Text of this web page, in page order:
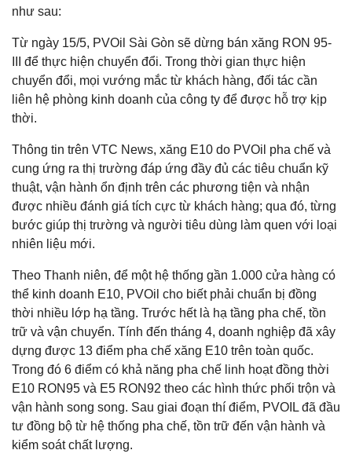
như sau:
Từ ngày 15/5, PVOil Sài Gòn sẽ dừng bán xăng RON 95-
III để thực hiện chuyển đổi. Trong thời gian thực hiện
chuyển đổi, mọi vướng mắc từ khách hàng, đối tác cần
liên hệ phòng kinh doanh của công ty để được hỗ trợ kịp
thời.
Thông tin trên VTC News, xăng E10 do PVOil pha chế và
cung ứng ra thị trường đáp ứng đầy đủ các tiêu chuẩn kỹ
thuật, vận hành ổn định trên các phương tiện và nhận
được nhiều đánh giá tích cực từ khách hàng; qua đó, từng
bước giúp thị trường và người tiêu dùng làm quen với loại
nhiên liệu mới.
Theo Thanh niên, để một hệ thống gần 1.000 cửa hàng có
thể kinh doanh E10, PVOil cho biết phải chuẩn bị đồng
thời nhiều lớp hạ tầng. Trước hết là hạ tầng pha chế, tồn
trữ và vận chuyển. Tính đến tháng 4, doanh nghiệp đã xây
dựng được 13 điểm pha chế xăng E10 trên toàn quốc.
Trong đó 6 điểm có khả năng pha chế linh hoạt đồng thời
E10 RON95 và E5 RON92 theo các hình thức phối trộn và
vận hành song song. Sau giai đoạn thí điểm, PVOIL đã đầu
tư đồng bộ từ hệ thống pha chế, tồn trữ đến vận hành và
kiểm soát chất lượng.